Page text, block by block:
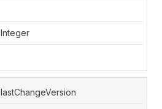
Integer
lastChangeVersion